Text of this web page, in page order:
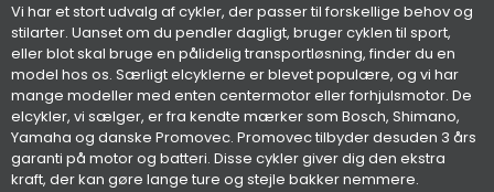
Vi har et stort udvalg af cykler, der passer til forskellige behov og
stilarter. Uanset om du pendler dagligt, bruger cyklen til sport,
eller blot skal bruge en pålidelig transportløsning, finder du en
model hos os. Særligt elcyklerne er blevet populære, og vi har
mange modeller med enten centermotor eller forhjulsmotor. De
elcykler, vi sælger, er fra kendte mærker som Bosch, Shimano,
Yamaha og danske Promovec. Promovec tilbyder desuden 3 års
garanti på motor og batteri. Disse cykler giver dig den ekstra
kraft, der kan gøre lange ture og stejle bakker nemmere.